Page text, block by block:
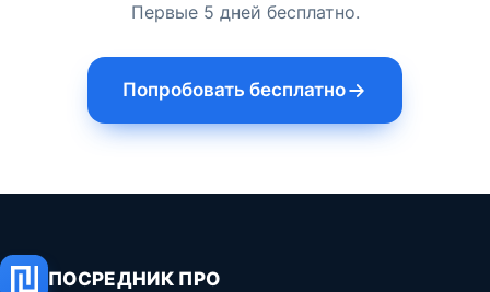
Первые 5 дней бесплатно.
Попробовать бесплатно
ПОСРЕДНИК ПРО